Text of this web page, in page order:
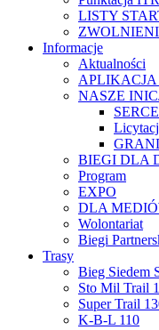
LISTY
Informacje
Aktualności
APLIKACJA
NASZE
BIEGI DLA
Program
EXPO
DLA
Wolontariat
Biegi
Trasy
Bieg Siedem
Sto Mil Trail
Super Trail
K-B-L 110